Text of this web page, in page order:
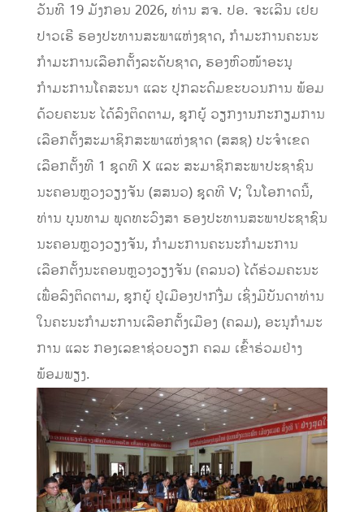
ວັນທີ 19 ມັງກອນ 2026, ທ່ານ ສຈ. ປອ. ຈະເລີນ ເຢຍ
ປາວເຮີ ຮອງປະທານສະພາແຫ່ງຊາດ, ກໍາມະການຄະນະ
ກໍາມະການເລືອກຕັ້ງລະດັບຊາດ, ຮອງຫົວໜ້າອະນຸ
ກຳມະການໂຄສະນາ ແລະ ປຸກລະດົມຂະບວນການ ພ້ອມ
ດ້ວຍຄະນະ ໄດ້ລົງຕິດຕາມ, ຊຸກຍູ້ ວຽກງານກະກຽມການ
ເລືອກຕັ້ງສະມາຊິກສະພາແຫ່ງຊາດ (ສສຊ) ປະຈຳເຂດ
ເລືອກຕັ້ງທີ 1 ຊຸດທີ X ແລະ ສະມາຊິກສະພາປະຊາຊົນ
ນະຄອນຫຼວງວຽງຈັນ (ສສນວ) ຊຸດທີ V; ໃນໂອກາດນີ້,
ທ່ານ ບຸນທາມ ພຸດທະວົງສາ ຮອງປະທານສະພາປະຊາຊົນ
ນະຄອນຫຼວງວຽງຈັນ, ກໍາມະການຄະນະກໍາມະການ
ເລືອກຕັ້ງນະຄອນຫຼວງວຽງຈັນ (ຄລນວ) ໄດ້ຮ່ວມຄະນະ
ເພື່ອລົງຕິດຕາມ, ຊຸກຍູ້ ຢູ່ເມືອງປາກງື່ມ ເຊິ່ງມີບັນດາທ່ານ
ໃນຄະນະກໍາມະການເລືອກຕັ້ງເມືອງ (ຄລມ), ອະນຸກໍາມະ
ການ ແລະ ກອງເລຂາຊ່ວຍວຽກ ຄລມ ເຂົ້າຮ່ວມຢ່າງ
ພ້ອມພຽງ.